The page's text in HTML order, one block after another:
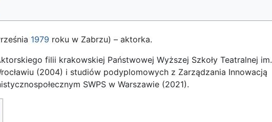
1979 roku w Zabrzu) – aktorka.
filii krakowskiej Państwowej Wyższej Szkoły Teatralnej im.
(2004) i studiów podyplomowych z Zarządzania Innowacją
SWPS w Warszawie (2021).